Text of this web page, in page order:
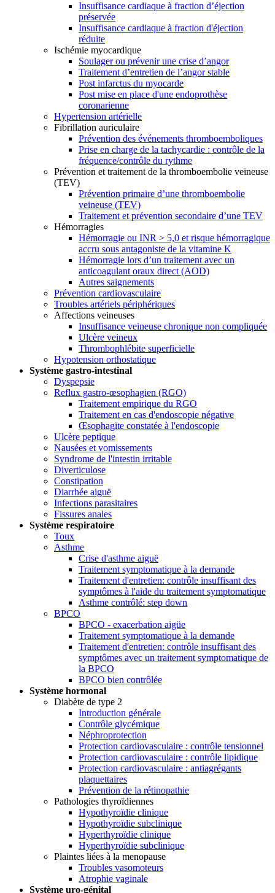
Insuffisance cardiaque à fraction d’éjection
préservée
Insuffisance cardiaque à fraction d'éjection
réduite
Ischémie myocardique
Soulager ou prévenir une crise d’angor
Traitement d’entretien de l’angor stable
Post infarctus du myocarde
Post mise en place d'une endoprothèse
coronarienne
Hypertension artérielle
Fibrillation auriculaire
Prévention des événements thromboemboliques
Prise en charge de la tachycardie : contrôle de la
fréquence/contrôle du rythme
Prévention et traitement de la thromboembolie veineuse
(TEV)
Prévention primaire d’une thromboembolie
veineuse (TEV)
Traitement et prévention secondaire d’une TEV
Hémorragies
Hémorragie ou INR > 5,0 et risque hémorragique
accru sous antagoniste de la vitamine K
Hémorragie lors d’un traitement avec un
anticoagulant oraux direct (AOD)
Autres saignements
Prévention cardiovasculaire
Troubles artériels périphériques
Affections veineuses
Insuffisance veineuse chronique non compliquée
Ulcère veineux
Thrombophlébite superficielle
Hypotension orthostatique
Système gastro-intestinal
Dyspepsie
Reflux gastro-œsophagien (RGO)
Traitement empirique du RGO
Traitement en cas d'endoscopie négative
Œsophagite constatée à l'endoscopie
Ulcère peptique
Nausées et vomissements
Syndrome de l'intestin irritable
Diverticulose
Constipation
Diarrhée aiguë
Infections parasitaires
Fissures anales
Système respiratoire
Toux
Asthme
Crise d'asthme aiguë
Traitement symptomatique à la demande
Traitement d'entretien: contrôle insuffisant des
symptômes à l'aide du traitement symptomatique
Asthme contrôlé: step down
BPCO
BPCO - exacerbation aigüe
Traitement symptomatique à la demande
Traitement d'entretien: contrôle insuffisant des
symptômes avec un traitement symptomatique de
la BPCO
BPCO bien contrôlée
Système hormonal
Diabète de type 2
Introduction générale
Contrôle glycémique
Néphroprotection
Protection cardiovasculaire : contrôle tensionnel
Protection cardiovasculaire : contrôle lipidique
Protection cardiovasculaire : antiagrégants
plaquettaires
Prévention de la rétinopathie
Pathologies thyroïdiennes
Hypothyroïdie clinique
Hypothyroïdie subclinique
Hyperthyroïdie clinique
Hyperthyroïdie subclinique
Plaintes liées à la menopause
Troubles vasomoteurs
Atrophie vaginale
Système uro-génital